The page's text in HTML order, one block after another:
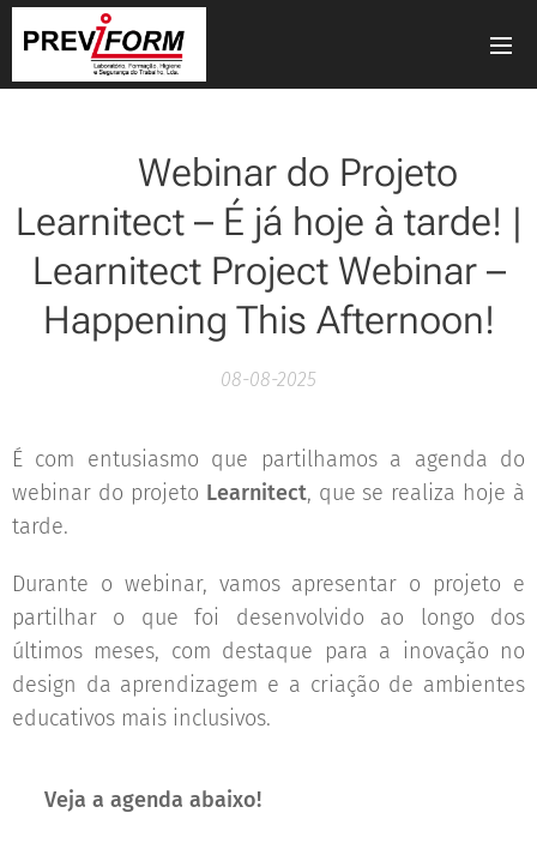
🗓️ Webinar do Projeto
Learnitect – É já hoje à tarde! |
Learnitect Project Webinar –
Happening This Afternoon!
08-08-2025
É com entusiasmo que partilhamos a agenda do
webinar do projeto Learnitect, que se realiza hoje à
tarde.
Durante o webinar, vamos apresentar o projeto e
partilhar o que foi desenvolvido ao longo dos
últimos meses, com destaque para a inovação no
design da aprendizagem e a criação de ambientes
educativos mais inclusivos.
Veja a agenda abaixo!